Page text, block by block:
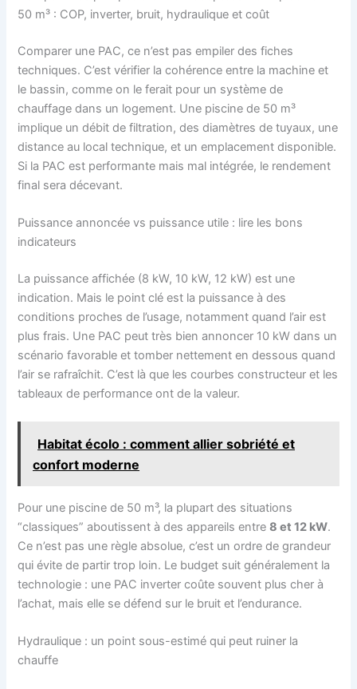
50 m³ : COP, inverter, bruit, hydraulique et coût
Comparer une PAC, ce n’est pas empiler des fiches
techniques. C’est vérifier la cohérence entre la machine et
le bassin, comme on le ferait pour un système de
chauffage dans un logement. Une piscine de 50 m³
implique un débit de filtration, des diamètres de tuyaux, une
distance au local technique, et un emplacement disponible.
Si la PAC est performante mais mal intégrée, le rendement
final sera décevant.
Puissance annoncée vs puissance utile : lire les bons
indicateurs
La puissance affichée (8 kW, 10 kW, 12 kW) est une
indication. Mais le point clé est la puissance à des
conditions proches de l’usage, notamment quand l’air est
plus frais. Une PAC peut très bien annoncer 10 kW dans un
scénario favorable et tomber nettement en dessous quand
l’air se rafraîchit. C’est là que les courbes constructeur et les
tableaux de performance ont de la valeur.
Habitat écolo : comment allier sobriété et
confort moderne
Pour une piscine de 50 m³, la plupart des situations
“classiques” aboutissent à des appareils entre8 et 12 kW.
Ce n’est pas une règle absolue, c’est un ordre de grandeur
qui évite de partir trop loin. Le budget suit généralement la
technologie : une PAC inverter coûte souvent plus cher à
l’achat, mais elle se défend sur le bruit et l’endurance.
Hydraulique : un point sous-estimé qui peut ruiner la
chauffe